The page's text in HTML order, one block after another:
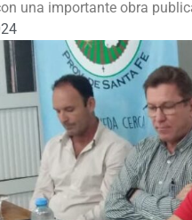
una importante obra